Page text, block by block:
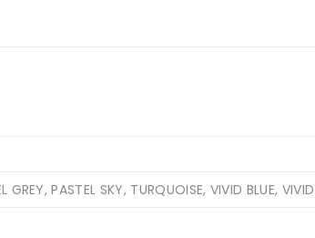
GREY, PASTEL SKY, TURQUOISE, VIVID BLUE,